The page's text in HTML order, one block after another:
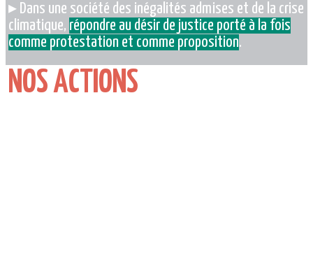
▸ Dans une société des inégalités admises et de la crise
climatique, répondre au désir de justice porté à la fois
comme protestation et comme proposition.
NOS ACTIONS